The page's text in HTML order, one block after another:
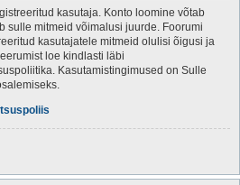
kasutaja. Konto loomine võtab
sulle mitmeid võimalusi juurde. Foorumi
kasutajatele mitmeid olulisi õigusi ja
loe kindlasti läbi
Kasutamistingimused on Sulle